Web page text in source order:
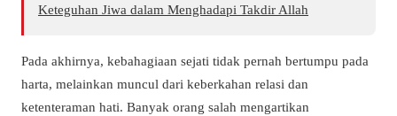
Keteguhan Jiwa dalam Menghadapi Takdir Allah
Pada akhirnya, kebahagiaan sejati tidak pernah bertumpu pada
harta, melainkan muncul dari keberkahan relasi dan
ketenteraman hati. Banyak orang salah mengartikan